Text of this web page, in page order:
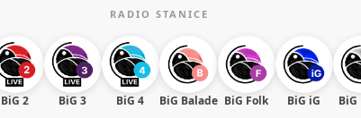
RADIO STANICE
BiG 2 BiG 3 BiG 4 BiG Balade BiG Folk BiG iG BiG